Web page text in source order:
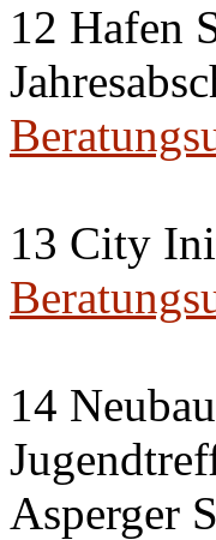
12 Hafen
13 City
14
Asperger